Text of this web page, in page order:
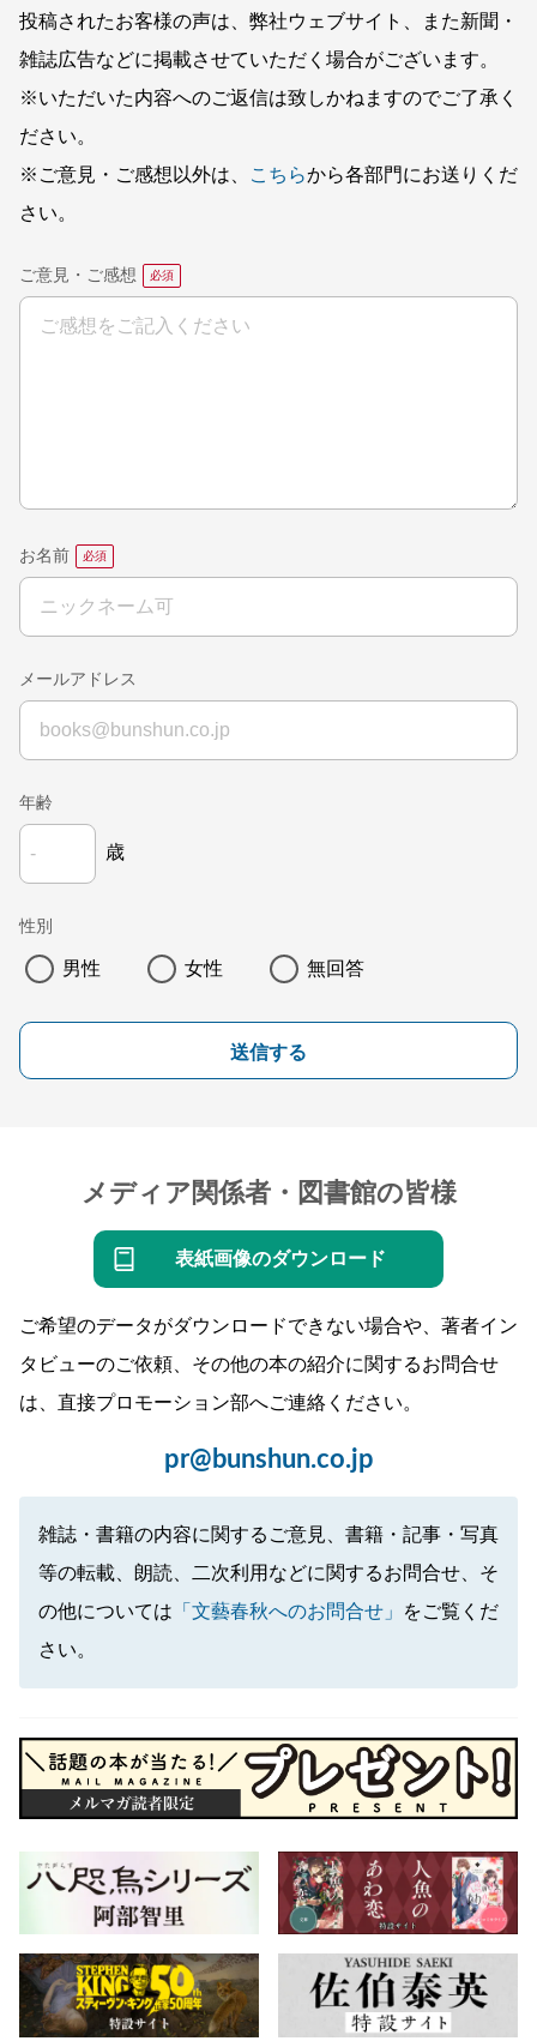
投稿されたお客様の声は、弊社ウェブサイト、また新聞・
雑誌広告などに掲載させていただく場合がございます。
※いただいた内容へのご返信は致しかねますのでご了承く
ださい。
※ご意見・ご感想以外は、
こちらから各部門にお送りくだ
さい。
ご意見・ご感想
お名前
メールアドレス
年齢
歳
性別
男性 女性 無回答
送信する
メディア関係者・図書館の皆様
表紙画像のダウンロード
ご希望のデータがダウンロードできない場合や、著者イン
タビューのご依頼、その他の本の紹介に関するお問合せ
は、直接プロモーション部へご連絡ください。
pr@bunshun.co.jp
雑誌・書籍の内容に関するご意見、書籍・記事・写真
等の転載、朗読、二次利用などに関するお問合せ、そ
の他については 「文藝春秋へのお問合せ」
をご覧くだ
さい。